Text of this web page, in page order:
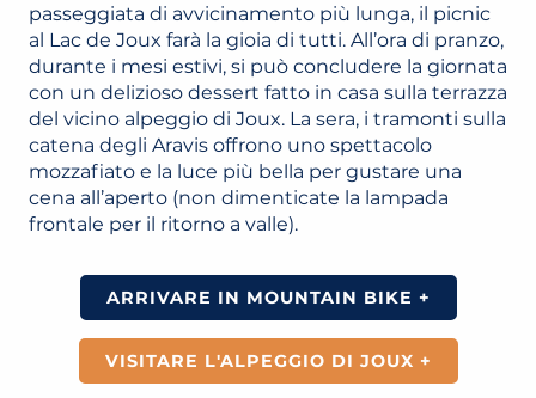
passeggiata di avvicinamento più lunga, il picnic
al Lac de Joux farà la gioia di tutti. All’ora di pranzo,
durante i mesi estivi, si può concludere la giornata
con un delizioso dessert fatto in casa sulla terrazza
del vicino alpeggio di Joux. La sera, i tramonti sulla
catena degli Aravis offrono uno spettacolo
mozzafiato e la luce più bella per gustare una
cena all’aperto (non dimenticate la lampada
frontale per il ritorno a valle).
ARRIVARE IN MOUNTAIN BIKE +
VISITARE L'ALPEGGIO DI JOUX +